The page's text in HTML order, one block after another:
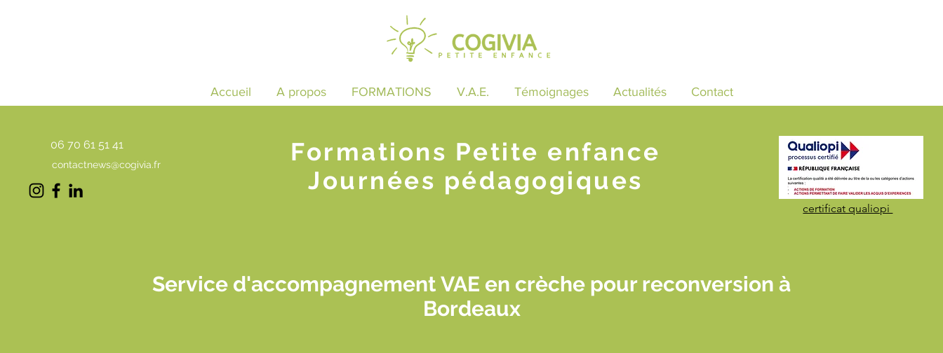
Accueil A propos FORMATIONS V.A.E. Témoignages Actualités Contact
06 70 61 51 41
contactnews@cogivia.fr
Formations Petite enfance
Journées pédagogiques
certificat qualiopi
Service d'accompagnement VAE en crèche pour reconversion à
Bordeaux